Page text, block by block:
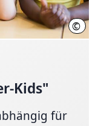
©
Kids"
für